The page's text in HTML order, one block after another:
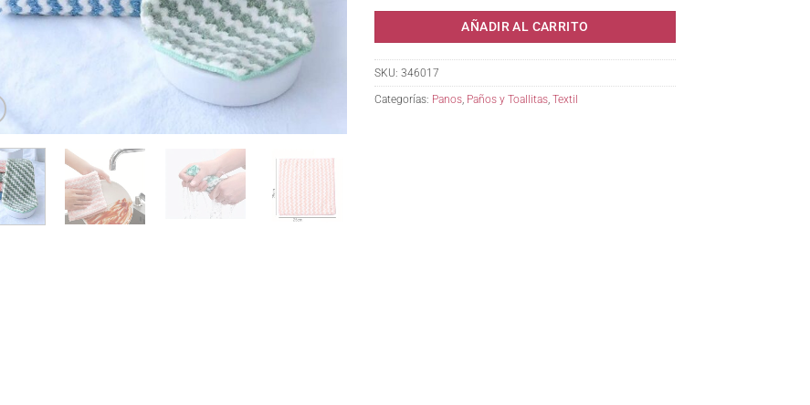
AÑADIR AL CARRITO
SKU: 346017
Categorías: Panos, Paños y Toallitas, Textil